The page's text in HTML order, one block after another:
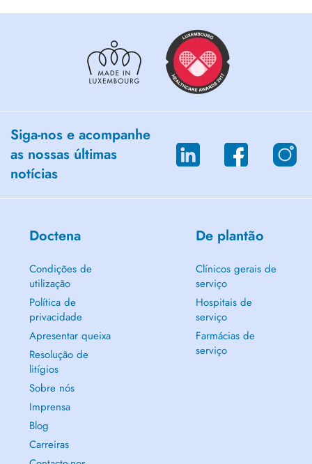
Siga-nos e acompanhe
as nossas últimas
notícias
Doctena
Condições de
utilização
Política de
privacidade
Apresentar queixa
Resolução de
litígios
Sobre nós
Imprensa
Blog
Carreiras
De plantão
Clínicos gerais de
serviço
Hospitais de
serviço
Farmácias de
serviço